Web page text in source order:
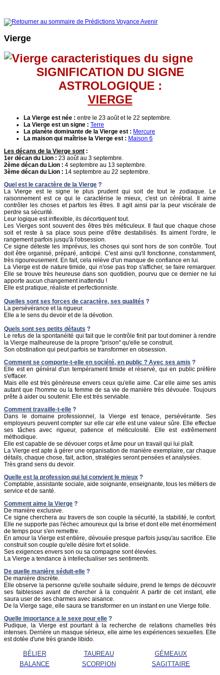
Vierge
SIGNIFICATION DU SIGNE
ASTROLOGIQUE :
VIERGE
La Vierge est née : entre le 23 août et le 22 septembre.
La Vierge est un signe : Terre
La planète dominante de la Vierge est : Mercure
La maison qui maîtrise l a Vierge est : Maison 6
Les décans de la Vierge sont :
1er décan du Lion : 23 août au 3 septembre.
2ème décan du Lion : 4 septembre au 13 septembre.
3ème décan du Lion : 14 septembre au 22 septembre.
Quel est le caractère de la Vierge ?
La Vierge est le signe le plus prudent qui soit de tout le zodiaque. Le
raisonnement est ce qui le caractérise le mieux, c'est un cérébral. Il aime
contrôler les choses et parfois les êtres. Il agit ainsi par la peur viscérale de
perdre sa sécurité.
Leur logique est inflexible, ils décortiquent tout.
Les Vierges sont souvent des êtres très méticuleux. Il faut que chaque chose
soit et reste à sa place sous peine d'être destabilisés. Ils aiment l'ordre, le
rangement parfois jusqu'à l'obsession.
Ce signe déteste les imprévus, les choses qui sont hors de son contrôle. Tout
doit être organisé, préparé, anticipé. C'est ainsi qu'il fonctionne, constamment,
très rigoureusement. En fait, cela relève d'un manque de confiance en lui.
La Vierge est de nature timide, qui n'ose pas trop s'afficher, se faire remarquer.
Elle se trouve très heureuse dans son quotidien, pourvu que ce dernier ne lui
apporte aucun changement inattendu !
Elle est pratique, réaliste et perfectionniste.
Quelles sont ses forces de caractère, ses qualités ?
La persévérance et la rigueur.
Elle a le sens du devoir et de la dévotion.
Quels sont ses petits défauts ?
Le refus de la spontanéité qui fait que le contrôle finit par tout dominer à rendre
la Vierge malheureuse de la propre "prison" qu'elle se construit.
Son obstination qui peut parfois se transformer en obsession.
Comment se comporte-t-elle en société, en public ? Avec ses amis ?
Elle est en général d'un tempérament timide et réservé, qui en public préfère
s'effacer.
Mais elle est très généreuse envers ceux qu'elle aime. Car elle aime ses amis
autant que l'homme ou la femme de sa vie de manière très dévouée. Toujours
prête à aider ou soutenir. Elle est très serviable.
Comment travaille-t-elle ?
Dans le domaine professionnel, la Vierge est tenace, persévérante. Ses
employeurs peuvent compter sur elle car elle est une valeur sûre. Elle effectue
ses tâches avec rigueur, patience et méticulosité. Elle est extrêmement
méthodique.
Elle est capable de se dévouer corps et âme pour un travail qui lui plaît.
La Vierge est apte à gérer une organisation de manière exemplaire, car chaque
détails, chaque chose, fait, action, stratégies seront pensées et analysées.
Très grand sens du devoir.
Quelle est la profession qui lui convient le mieux ?
Comptable, assistante sociale, aide soignante, enseignante, tous les métiers de
service et de santé.
Comment aime la Vierge ?
De manière exclusive.
Ce signe cherchera au travers de son couple la sécurité, la stabilité, le confort.
Elle ne supporte pas l'échec amoureux qui la brise et dont elle met énormément
de temps pour s'en remettre.
En amour la Vierge est entière, dévouée presque parfois jusqu'au sacrifice. Elle
construit son couple qu'elle désire fort et solide.
Ses exigences envers son ou sa compagne sont élevées.
La Vierge a tendance à intellectualiser ses sentiments.
De quelle manière séduit-elle ?
De manière discrète.
Elle observe la personne qu'elle souhaite séduire, prend le temps de découvrir
ses faiblesses avant de chercher à la conquérir. A partir de cet instant, elle
saura user de ses charmes avec aisance.
De la Vierge sage, elle saura se transformer en un instant en une Vierge folle.
Quelle importance a le sexe pour elle ?
Pudique, la Vierge est pourtant à la recherche de relations charnelles très
intenses. Derrière un masque sérieux, elle aime les expériences sexuelles. Elle
est dotée d'une très grande libido.
BÉLIER TAUREAU
GÉMEAUX
BALANCE
SCORPION SAGITTAIRE